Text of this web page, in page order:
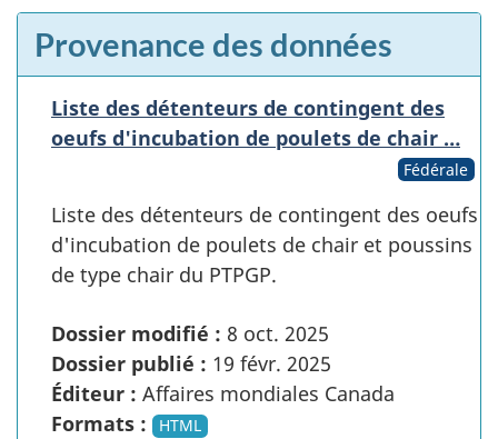
Provenance des données
Liste des détenteurs de contingent des
oeufs d'incubation de poulets de chair …
Fédérale
Liste des détenteurs de contingent des oeufs
d'incubation de poulets de chair et poussins
de type chair du PTPGP.
Dossier modifié : 8 oct. 2025
Dossier publié : 19 févr. 2025
Éditeur : Affaires mondiales Canada
Formats :
HTML